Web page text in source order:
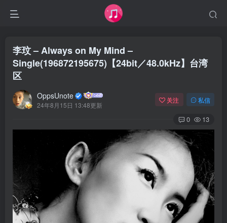
李玟 – Always on My Mind –
Single(196872195675)【24bit／48.0kHz】台湾
区
OppsUnote
24年8月15日 13:48更新
关注 私信
0 13